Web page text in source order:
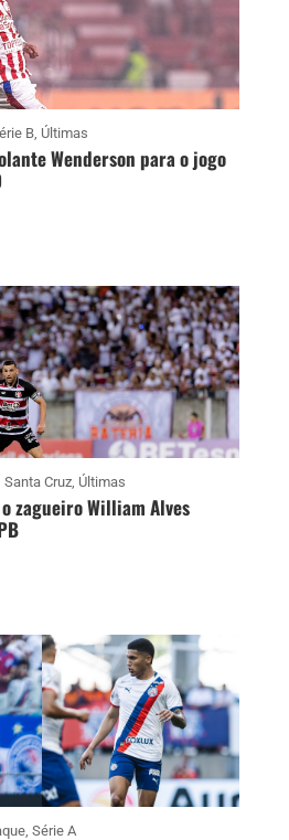
B, Últimas
Wenderson para o jogo
Santa Cruz, Últimas
zagueiro William Alves
, Série A